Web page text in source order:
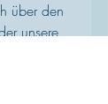
über den
unsere